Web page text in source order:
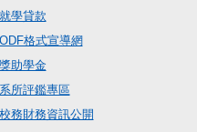
就學貸款
ODF格式宣導網
獎助學金
系所評鑑專區
校務財務資訊公開